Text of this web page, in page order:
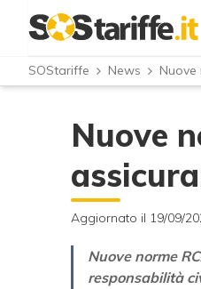
SOStariffe News
Nuove
Aggiornato il 19/09/
Nuove norme
responsabilità